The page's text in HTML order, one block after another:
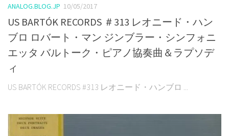
ANALOG.BLOG.JP 10/05/2017
US BARTÓK RECORDS ＃313 レオニード・ハン
ブロ ロバート・マン ジンブラー・シンフォニ
エッタ バルトーク・ピアノ協奏曲＆ラプソデ
ィ
US BARTÓK RECORDS #313 レオニード・ハンブロ ...